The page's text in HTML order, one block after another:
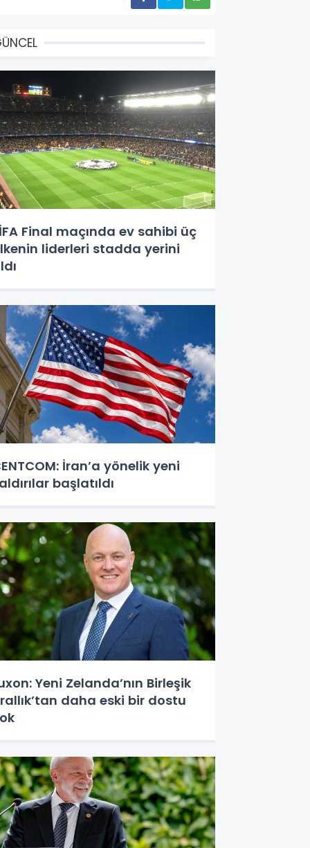
Final maçında ev sahibi üç
liderleri stadda yerini
İran’a yönelik yeni
başlatıldı
Yeni Zelanda’nın Birleşik
daha eski bir dostu